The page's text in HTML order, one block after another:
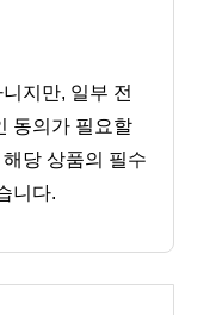
지만, 일부 전
동의가 필요할
당 상품의 필수
니다.